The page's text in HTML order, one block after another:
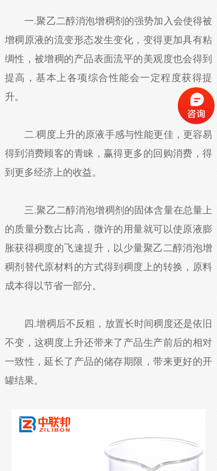
一.聚乙二醇消泡增稠剂的强势加入会使得被
增稠原液的流变形态发生变化，变得更加具有粘
绸性，被增稠的产品表面流平的美观度也会得到
提高，基本上各项综合性能会一定程度获得提
升。
二.稠度上升的原液手感与性能更佳，更容易
得到消费顾客的青睐，赢得更多的回购消费，得
到更多经济上的收益。
三.聚乙二醇消泡增稠剂的固体含量在总量上
的质量分数占比高，微许的用量就可以使原液膨
胀获得稠度的飞速提升，以少量聚乙二醇消泡增
稠剂替代原材料的方式得到稠度上的转换，原料
成本得以节省一部分。
四.增稠后不反粗，放置长时间稠度还是依旧
不变，这稠度上升还带来了产品生产前后的相对
一致性，延长了产品的储存期限，带来更好的开
罐结果。